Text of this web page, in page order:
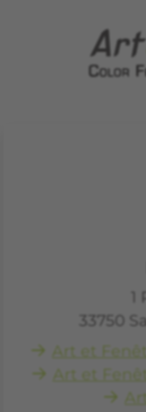
1
33750
Art et
Art et